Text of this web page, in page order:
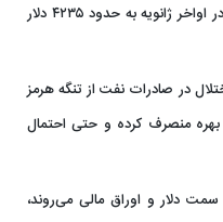
در اواخر ژانویه به حدود ۴۲۳۵ دلار
در صادرات نفت از تنگه هرمز
منصرف کرده و حتی احتمال
دلار و اوراق مالی می‌روند،